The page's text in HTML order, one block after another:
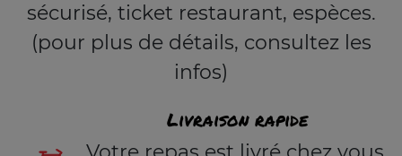
sécurisé, ticket restaurant, espèces.
(pour plus de détails, consultez les
infos)
Livraison rapide